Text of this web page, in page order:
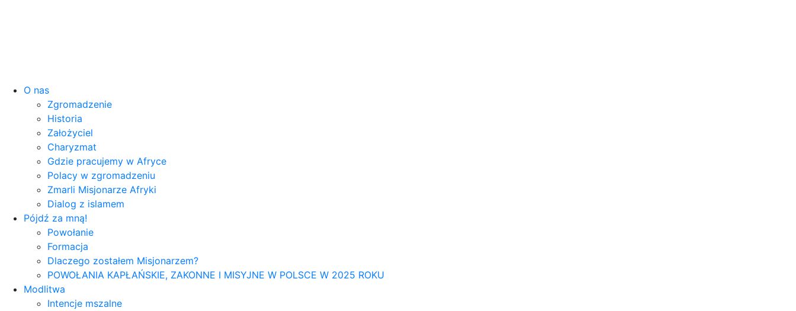
O nas
Zgromadzenie
Historia
Założyciel
Charyzmat
Gdzie pracujemy w Afryce
Polacy w zgromadzeniu
Zmarli Misjonarze Afryki
Dialog z islamem
Pójdź za mną!
Powołanie
Formacja
Dlaczego zostałem Misjonarzem?
POWOŁANIA KAPŁAŃSKIE, ZAKONNE I MISYJNE W POLSCE W 2025 ROKU
Modlitwa
Intencje mszalne